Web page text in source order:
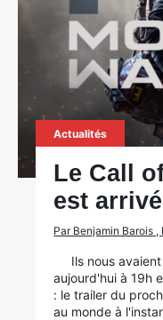
Actualités
Le Call
est arrivé
Par Benjamin Barois
Ils nous
aujourd'hui à 19h
: le trailer du
au monde à